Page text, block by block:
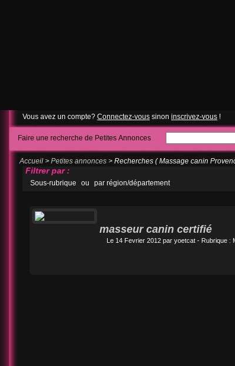
Vous avez un compte? Connectez-vous sinon inscrivez-vous !
Faire une recherche de Petites Annonces
Accueil > Petites annonces > Recherches ( Massage canin
Filtrer par :
Sous-rubrique ou par région/département
masseur canin certifié
Le 14 Fevrier 2012 par yoetcat - Rubrique :